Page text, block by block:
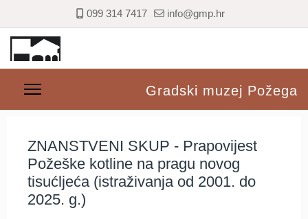
099 314 7417 info@gmp.hr
Gradski muzej Požega
ZNANSTVENI SKUP - Prapovijest
Požeške kotline na pragu novog
tisućljeća (istraživanja od 2001. do
2025. g.)